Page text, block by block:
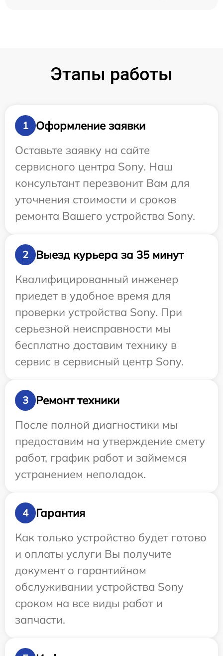
Этапы работы
1
Оформление заявки
Оставьте заявку на сайте
сервисного центра Sony. Наш
консультант перезвонит Вам для
уточнения стоимости и сроков
ремонта Вашего устройства Sony.
2
Выезд курьера за 35 минут
Квалифицированный инженер
приедет в удобное время для
проверки устройства Sony. При
серьезной неисправности мы
бесплатно доставим технику в
сервис в сервисный центр Sony.
3
Ремонт техники
После полной диагностики мы
предоставим на утверждение смету
работ, график работ и займемся
устранением неполадок.
4
Гарантия
Как только устройство будет готово
и оплаты услуги Вы получите
документ о гарантийном
обслуживании устройства Sony
сроком на все виды работ и
запчасти.